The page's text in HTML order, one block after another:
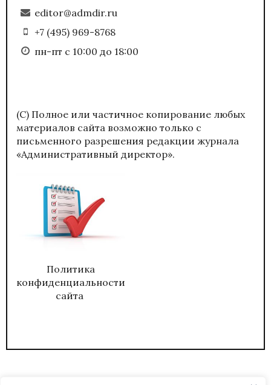
editor@admdir.ru
+7 (495) 969-8768
пн-пт с 10:00 до 18:00
(С) Полное или частичное копирование любых
материалов сайта возможно только с
письменного разрешения редакции журнала
«Административный директор».
Политика
конфиденциальности
сайта